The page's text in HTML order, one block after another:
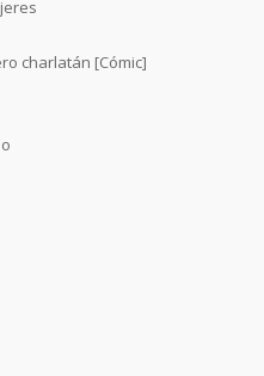
charlatán [Cómic]